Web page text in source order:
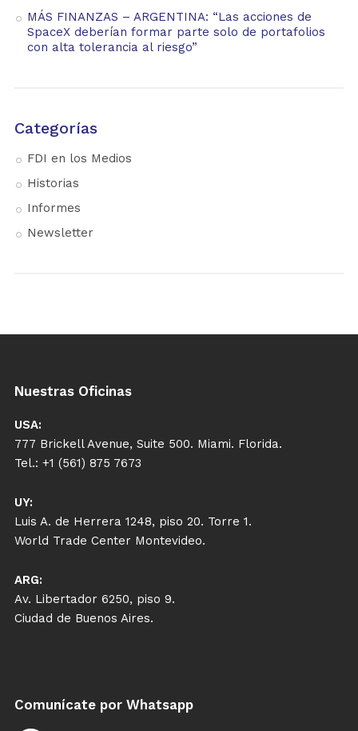
MÁS FINANZAS – ARGENTINA: “Las acciones de
SpaceX deberían formar parte solo de portafolios
con alta tolerancia al riesgo”
Categorías
FDI en los Medios
Historias
Informes
Newsletter
Nuestras Oficinas
USA:
777 Brickell Avenue, Suite 500. Miami. Florida.
Tel.: +1 (561) 875 7673
UY:
Luis A. de Herrera 1248, piso 20. Torre 1.
World Trade Center Montevideo.
ARG:
Av. Libertador 6250, piso 9.
Ciudad de Buenos Aires.
Comunícate por Whatsapp